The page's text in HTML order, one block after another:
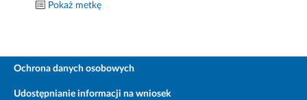
Pokaż metkę
Ochrona danych osobowych
Udostępnianie informacji na wniosek